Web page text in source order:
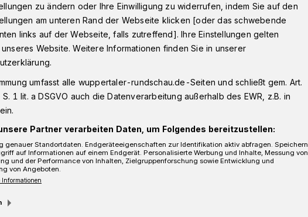
Junge ist am Montagabend (20. Juni
Straße Vor der Beule vom Opel einer
wurde ins Krankenhaus gebracht.
zu ändern oder Ihre Einwilligung zu widerrufen, indem Sie auf den
am unteren Rand der Webseite klicken [oder das schwebende
links auf der Webseite, falls zutreffend]. Ihre Einstellungen gelten
Website. Weitere Informationen finden Sie in unserer
umfasst alle wuppertaler-rundschau.de-Seiten und schließt gem. Art.
1 lit. a DSGVO auch die Datenverarbeitung außerhalb des EWR, z.B. in
Partner verarbeiten Daten, um Folgendes bereitzustellen:
genauer Standortdaten. Endgeräteeigenschaften zur Identifikation aktiv abfragen. Speichern
auf Informationen auf einem Endgerät. Personalisierte Werbung und Inhalte, Messung von
und der Performance von Inhalten, Zielgruppenforschung sowie Entwicklung und
von Angeboten.